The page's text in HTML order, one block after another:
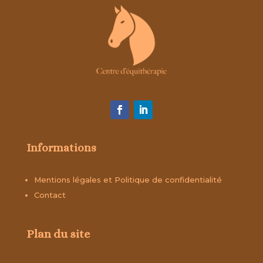
Informations
Mentions légales et Politique de confidentialité
Contact
Plan du site